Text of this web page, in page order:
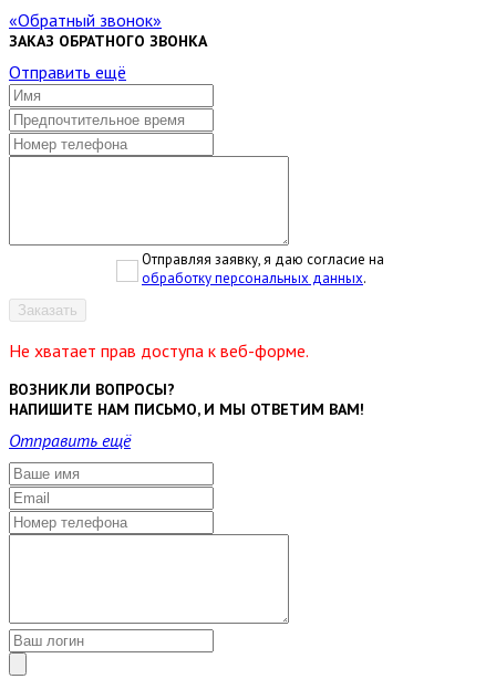
Обратный звонок
ЗАКАЗ ОБРАТНОГО ЗВОНКА
Отправить ещё
Отправляя заявку, я даю согласие на
обработку персональных данных.
Заказать
Не хватает прав доступа к веб-форме.
ВОЗНИКЛИ ВОПРОСЫ?
НАПИШИТЕ НАМ ПИСЬМО, И МЫ ОТВЕТИМ ВАМ!
Отправить ещё